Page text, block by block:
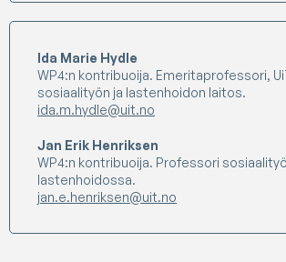
Ida Marie Hydle
WP4:n kontribuoija. Emeritaprofessori,
sosiaalityön ja lastenhoidon laitos.
ida.m.hydle@uit.no
Jan Erik Henriksen
WP4:n kontribuoija. Professori
lastenhoidossa.
jan.e.henriksen@uit.no